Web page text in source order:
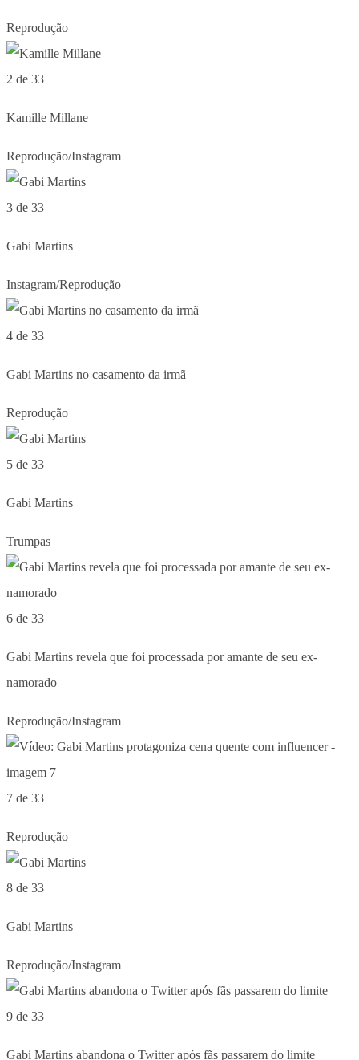
Reprodução
2 de 33
Kamille Millane
Reprodução/Instagram
3 de 33
Gabi Martins
Instagram/Reprodução
4 de 33
Gabi Martins no casamento da irmã
Reprodução
5 de 33
Gabi Martins
Trumpas
6 de 33
Gabi Martins revela que foi processada por amante de seu ex-
namorado
Reprodução/Instagram
7 de 33
Reprodução
8 de 33
Gabi Martins
Reprodução/Instagram
9 de 33
Gabi Martins abandona o Twitter após fãs passarem do limite